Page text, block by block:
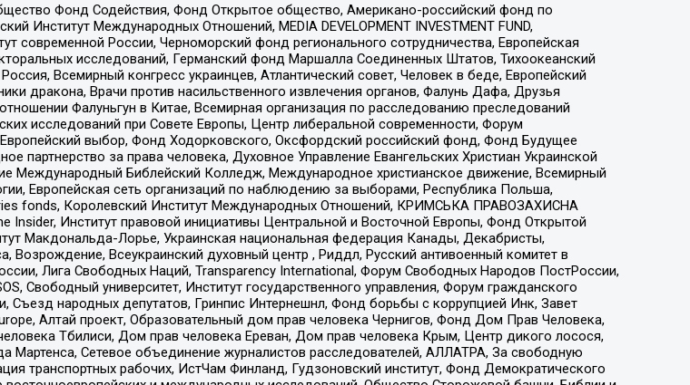
Фонд Содействия, Фонд Открытое общество, Американо-российский фонд по
Институт Международных Отношений, MEDIA DEVELOPMENT INVESTMENT FUND,
современной России, Черноморский фонд регионального сотрудничества, Европейская
исследований, Германский фонд Маршалла Соединенных Штатов, Тихоокеанский
Всемирный конгресс украинцев, Атлантический совет, Человек в беде, Европейский
дракона, Врачи против насильственного извлечения органов, Фалунь Дафа, Друзья
Фалуньгун в Китае, Всемирная организация по расследованию преследований
исследований при Совете Европы, Центр либеральной современности, Форум
выбор, Фонд Ходорковского, Оксфордский российский фонд, Фонд Будущее
за права человека, Духовное Управление Евангельских Христиан Украинской
Международный Библейский Колледж, Международное христианское движение, Всемирный
Европейская сеть организаций по наблюдению за выборами, Республика Польша,
fonds, Королевский Институт Международных Отношений, КРИМСЬКА ПРАВОЗАХИСНА
Insider, Институт правовой инициативы Центральной и Восточной Европы, Фонд Открытой
Макдональда-Лорье, Украинская национальная федерация Канады, Декабристы,
Всеукраинский духовный центр , Риддл, Русский антивоенный комитет в
Лига Свободных Наций, Transparеncy International, Форум Свободных Народов ПостРоссии,
Свободный университет, Институт государственного управления, Форум гражданского
народных депутатов, Гринпис Интернешнл, Фонд борьбы с коррупцией Инк, Завет
Алтай проект, Образовательный дом прав человека Чернигов, Фонд Дом Прав Человека,
Тбилиси, Дом прав человека Ереван, Дом прав человека Крым, Центр дикого лосося,
Сетевое объединение журналистов расследователей, АЛЛАТРА, За свободную
транспортных рабочих, ИстЧам Финланд, Гудзоновский институт, Фонд Демократического